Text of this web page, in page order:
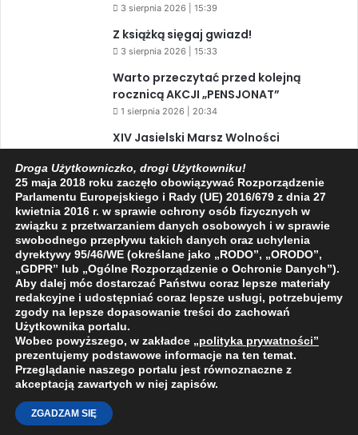
3 sierpnia 2026 | 15:39
Z książką sięgaj gwiazd!
3 sierpnia 2026 | 15:33
Warto przeczytać przed kolejną
rocznicą AKCJI „PENSJONAT”
1 sierpnia 2026 | 20:34
XIV Jasielski Marsz Wolności
Facebook
X YouTube
2009 - 2026 © Wszelkie prawa zastrzeżone
O NAS
REDAKCJA
Droga Użytkowniczko, drogi Użytkowniku!
25 maja 2018 roku zaczęło obowiązywać Rozporządzenie
Parlamentu Europejskiego i Rady (UE) 2016/679 z dnia 27
kwietnia 2016 r. w sprawie ochrony osób fizycznych w
związku z przetwarzaniem danych osobowych i w sprawie
swobodnego przepływu takich danych oraz uchylenia
dyrektywy 95/46/WE (określane jako „RODO”, „ORODO”,
„GDPR” lub „Ogólne Rozporządzenie o Ochronie Danych”).
Aby dalej móc dostarczać Państwu coraz lepsze materiały
redakcyjne i udostępniać coraz lepsze usługi, potrzebujemy
zgody na lepsze dopasowanie treści do zachowań
Użytkownika portalu.
Wobec powyższego, w zakładce „polityka prywatności”
prezentujemy podstawowe informacje na ten temat.
Przeglądanie naszego portalu jest równoznaczne z
akceptacją zawartych w niej zapisów.
ZGADZAM SIĘ